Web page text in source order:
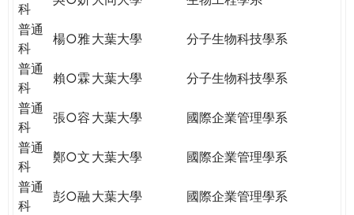
科
普通
科
楊○雅大葉大學
分子生物科技學系
普通
科
賴○霖 大葉大學
分子生物科技學系
普通
科
張○容 大葉大學
國際企業管理學系
普通
科
鄭○文 大葉大學
國際企業管理學系
普通
科
彭○融 大葉大學
國際企業管理學系